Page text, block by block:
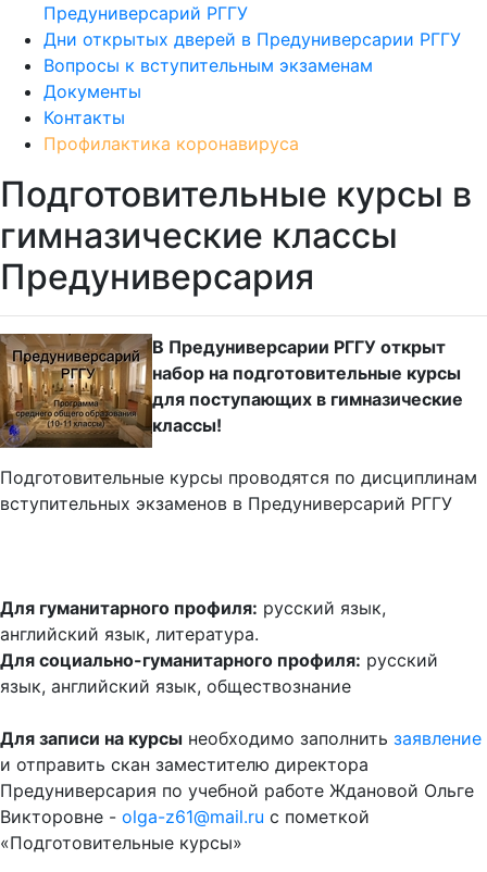
Предуниверсарий РГГУ
Дни открытых дверей в Предуниверсарии РГГУ
Вопросы к вступительным экзаменам
Документы
Контакты
Профилактика коронавируса
Подготовительные курсы в
гимназические классы
Предуниверсария
В Предуниверсарии РГГУ открыт
набор на подготовительные курсы
для поступающих в гимназические
классы!
Подготовительные курсы проводятся по дисциплинам
вступительных экзаменов в Предуниверсарий РГГУ
Для гуманитарного профиля: русский язык,
английский язык, литература.
Для социально-гуманитарного профиля: русский
язык, английский язык, обществознание
Для записи на курсы необходимо заполнить заявление
и отправить скан заместителю директора
Предуниверсария по учебной работе Ждановой Ольге
Викторовне - olga-z61@mail.ru с пометкой
«Подготовительные курсы»